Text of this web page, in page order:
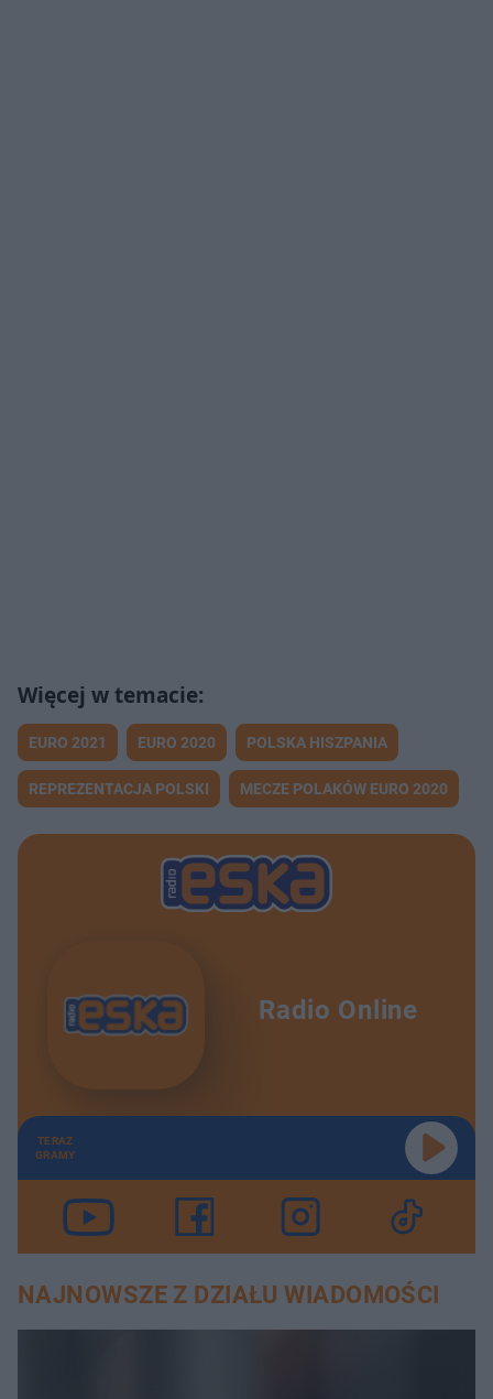
EURO 2021 EURO 2020 POLSKA HISZPANIA
REPREZENTACJA POLSKI MECZE POLAKÓW EURO 2020
Radio Online
TERAZ
GRAMY
NAJNOWSZE Z DZIAŁU WIADOMOŚCI